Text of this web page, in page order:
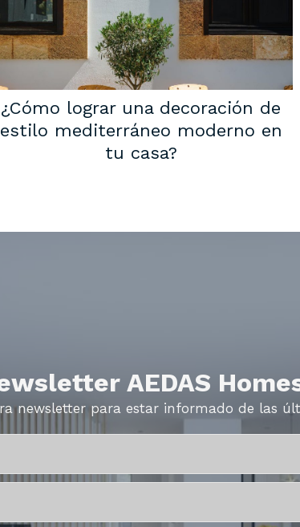
¿Cómo lograr una decoración de
estilo mediterráneo moderno en
tu casa?
AEDAS
newsletter para estar informado de las